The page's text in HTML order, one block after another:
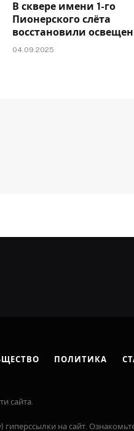
В сквере имени 1-го
Пионерского слёта
восстановили
04.09.2025
ПОЛИТИКА
сайта.
на сайт.